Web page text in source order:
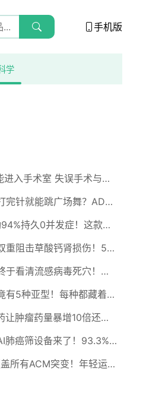
手机版
学
当人工智能进入手术室 失误手术与误认身体部位的报告激增
在家15秒打完针就能跳广场舞？AD患者终于赢回生活尊严！
100%成功94%持久0并发症！这款心脏消融黑科技改写房颤治疗史
首次实现双重阻击草酸钙肾损伤！5纳米纳米粒零残留修复肾功能
冷冻电镜终于看清流感病毒死穴！精准打击时代来了
人类睡眠竟有5种亚型！每种都藏着不同的健康密码
新型抗癌药让肿瘤药量暴增10倍还不伤身！精准导弹来了
全球首款AI肺癌筛设备来了！93.3%敏感92.4%特异99.9%阴性预测
1种蛋白覆盖所有ACM突变！年轻运动员的救命突破来了